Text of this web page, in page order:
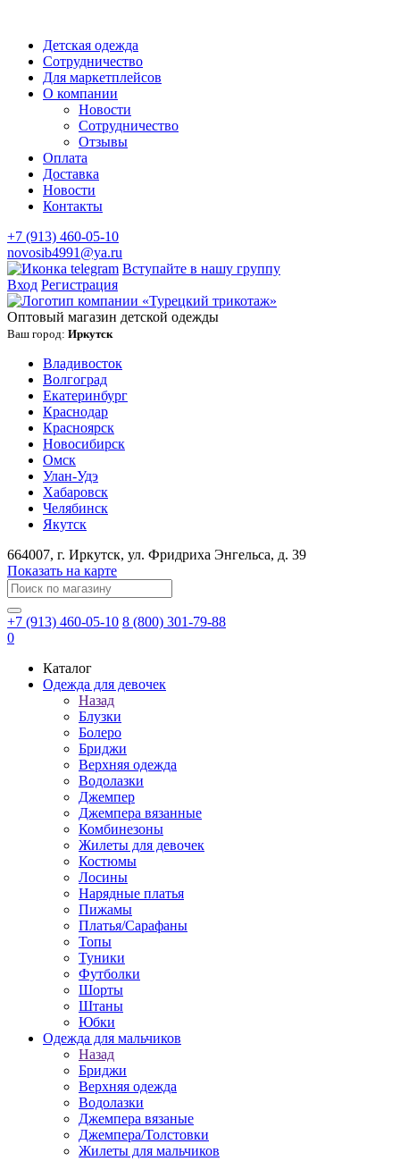
Детская одежда
Сотрудничество
Для маркетплейсов
О компании
Новости
Сотрудничество
Отзывы
Оплата
Доставка
Новости
Контакты
+7 (913) 460-05-10
novosib4991@ya.ru
Вступайте в нашу группу
Вход Регистрация
Оптовый магазин детской одежды
Ваш город: Иркутск
Владивосток
Волгоград
Екатеринбург
Краснодар
Красноярск
Новосибирск
Омск
Улан-Удэ
Хабаровск
Челябинск
Якутск
664007, г. Иркутск, ул. ​Фридриха Энгельса, д. 39
Показать на карте
+7 (913) 460-05-10 8 (800) 301-79-88
0
Каталог
Одежда для девочек
Назад
Блузки
Болеро
Бриджи
Верхняя одежда
Водолазки
Джемпер
Джемпера вязанные
Комбинезоны
Жилеты для девочек
Костюмы
Лосины
Нарядные платья
Пижамы
Платья/Сарафаны
Топы
Туники
Футболки
Шорты
Штаны
Юбки
Одежда для мальчиков
Назад
Бриджи
Верхняя одежда
Водолазки
Джемпера вязаные
Джемпера/Толстовки
Жилеты для мальчиков